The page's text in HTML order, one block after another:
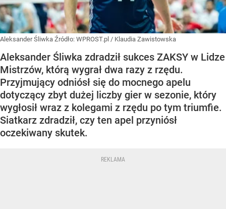
Aleksander Śliwka Źródło: WPROST.pl / Klaudia Zawistowska
Aleksander Śliwka zdradził sukces ZAKSY w Lidze
Mistrzów, którą wygrał dwa razy z rzędu.
Przyjmujący odniósł się do mocnego apelu
dotyczący zbyt dużej liczby gier w sezonie, który
wygłosił wraz z kolegami z rzędu po tym triumfie.
Siatkarz zdradził, czy ten apel przyniósł
oczekiwany skutek.